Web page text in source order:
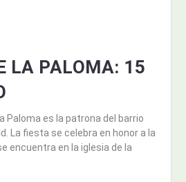
LA PALOMA: 15
Paloma es la patrona del barrio
La fiesta se celebra en honor a la
encuentra en la iglesia de la